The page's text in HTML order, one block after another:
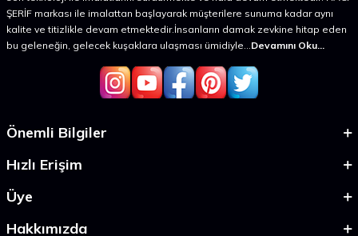
ŞERİF markası ile imalattan başlayarak müşterilere sunuma kadar aynı
kalite ve titizlikle devam etmektedir.İnsanların damak zevkine hitap eden
bu geleneğin, gelecek kuşaklara ulaşması ümidiyle...Devamını Oku...
Önemli Bilgiler
Hızlı Erişim
Üye
Hakkımızda